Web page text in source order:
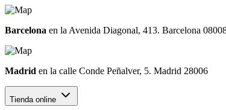
Barcelona en la Avenida Diagonal, 413. Barcelona
Madrid en la calle Conde Peñalver, 5. Madrid 28006
Tienda online